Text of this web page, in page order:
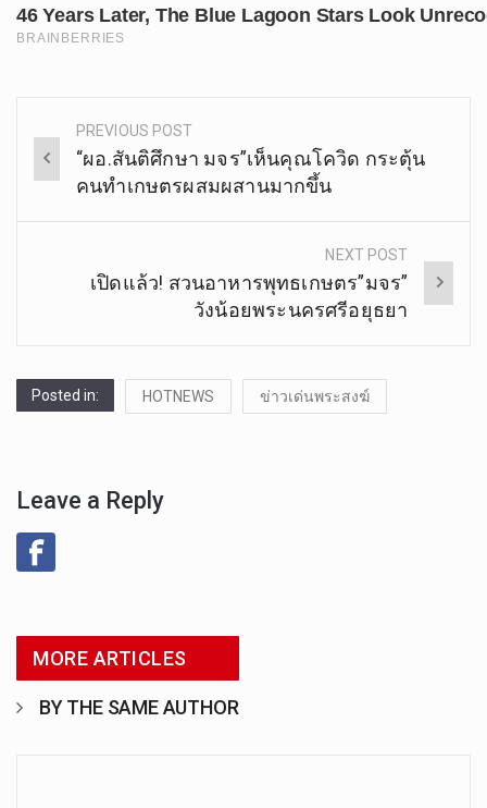
Post
navigation
PREVIOUS POST
“ผอ.สันติศึกษา มจร”เห็นคุณโควิด กระตุ้น
คนทำเกษตรผสมผสานมากขึ้น
NEXT POST
เปิดแล้ว! สวนอาหารพุทธเกษตร”มจร”
วังน้อยพระนครศรีอยุธยา
Posted in: HOTNEWS ข่าวเด่นพระสงฆ์
Leave a Reply
MORE ARTICLES
BY THE SAME AUTHOR